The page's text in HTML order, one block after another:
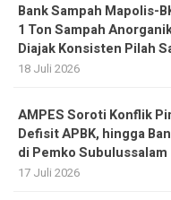
Bank Sampah Mapolis-
1 Ton Sampah
Diajak Konsisten Pilah
18 Juli 2026
AMPES Soroti Konflik
Defisit APBK, hingga
di Pemko Subulussalam
17 Juli 2026